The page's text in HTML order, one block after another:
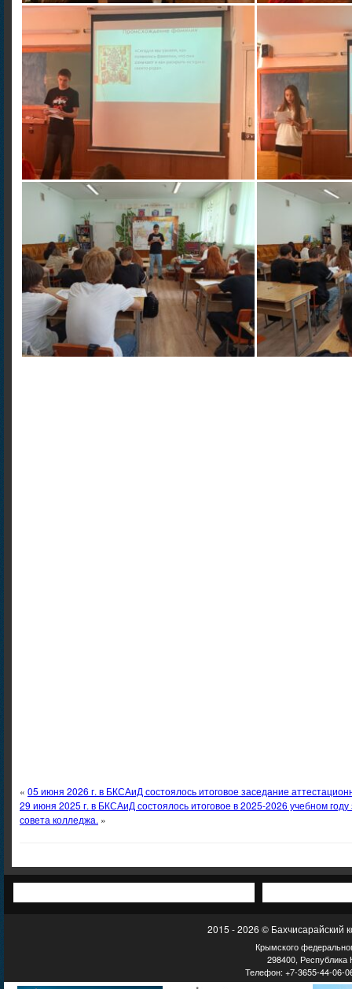
« 05 июня 2026 г. в БКСАиД состоялось итоговое заседание
29 июня 2025 г. в БКСАиД состоялось итоговое в 2025-2026 учебном
совета колледжа. »
2015 - 2026 © Бахчисарайский
Крымского
298400, Республика
Телефон: +7-3655-44-06-